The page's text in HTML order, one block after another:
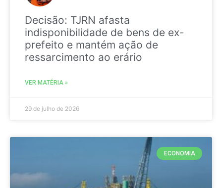
Decisão: TJRN afasta
indisponibilidade de bens de ex-
prefeito e mantém ação de
ressarcimento ao erário
VER MATÉRIA »
29 de julho de 2026
ECONOMIA